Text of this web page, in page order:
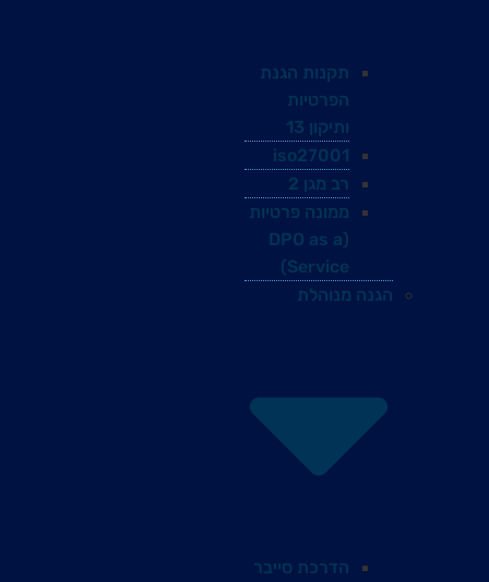
תקנות הגנת
הפרטיות
ותיקון 13
iso27001
רב מגן 2
ממונה פרטיות
(DPO as a
Service)
הגנה מנוהלת
הדרכת סייבר